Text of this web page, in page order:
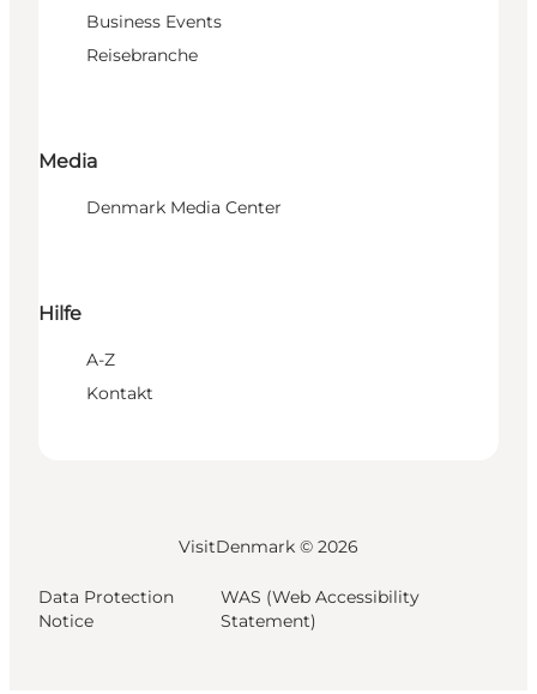
Business Events
Reisebranche
Media
Denmark Media Center
Hilfe
A-Z
Kontakt
VisitDenmark © 2026
Data Protection
Notice
WAS (Web Accessibility
Statement)